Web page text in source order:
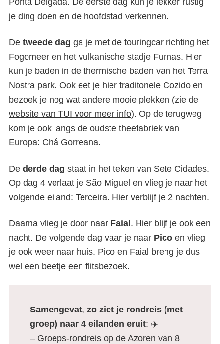
Ponta Delgada. De eerste dag kun je lekker rustig
je ding doen en de hoofdstad verkennen.
De tweede dag ga je met de touringcar richting het
Fogomeer en het vulkanische stadje Furnas. Hier
kun je baden in de thermische baden van het Terra
Nostra park. Ook eet je hier traditonele Cozido en
bezoek je nog wat andere mooie plekken (zie de
website van TUI voor meer info). Op de terugweg
kom je ook langs de oudste theefabriek van
Europa: Chá Gorreana.
De derde dag staat in het teken van Sete Cidades.
Op dag 4 verlaat je São Miguel en vlieg je naar het
volgende eiland: Terceira. Hier verblijf je 2 nachten.
Daarna vlieg je door naar Faial . Hier blijf je ook een
nacht. De volgende dag vaar je naar Pico en vlieg
je ook weer naar huis. Pico en Faial breng je dus
wel een beetje een flitsbezoek.
Samengevat, zo ziet je rondreis (met
groep) naar 4 eilanden eruit: ✈️
– Groeps-rondreis op de Azoren van 8